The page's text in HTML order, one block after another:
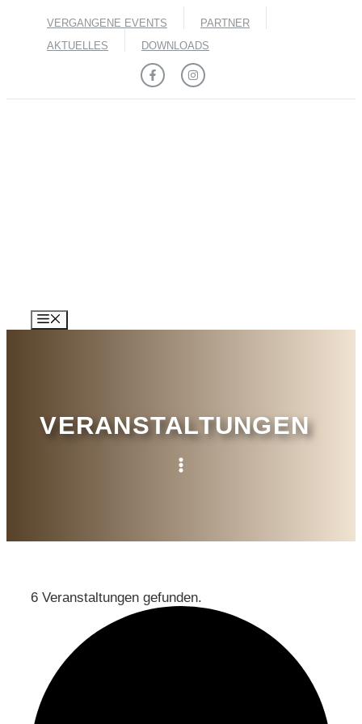
springen
VERGANGENE EVENTS
PARTNER
AKTUELLES
DOWNLOADS
VERANSTALTUNGEN
6 Veranstaltungen gefunden.